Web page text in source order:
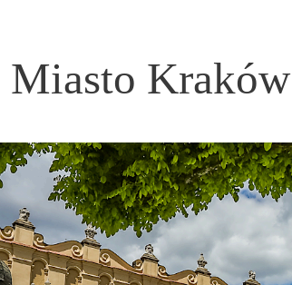
Miasto Kraków